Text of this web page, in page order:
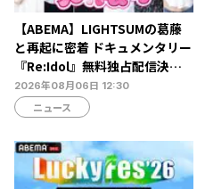
【ABEMA】LIGHTSUMの葛藤
と再起に密着 ドキュメンタリー
『Re:Idol』無料独占配信決
定…デビュー6年目の壁と2年間
の空白期に迫る
2026年08月06日 12:30
ニュース